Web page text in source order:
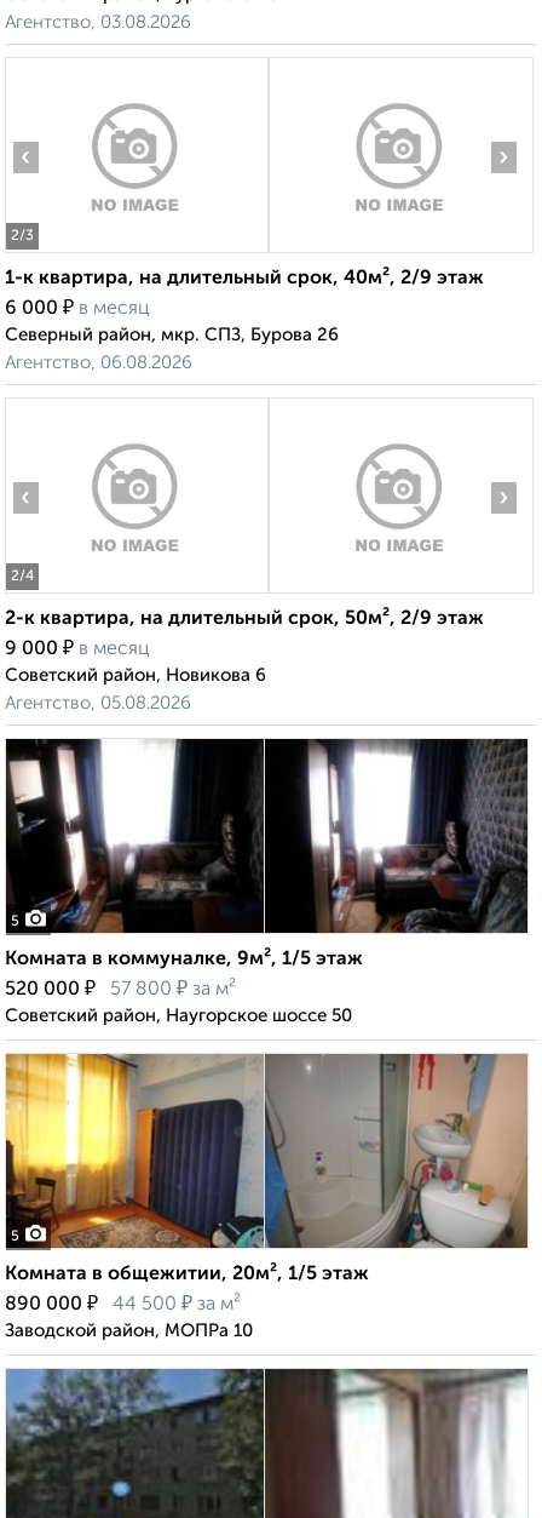
Агентство, 03.08.2026
2/3
‹ ›
1-к квартира, на длительный срок, 40м², 2/9 этаж
6 000 ₽ в месяц
Северный район, мкр. СПЗ, Бурова 26
Агентство, 06.08.2026
2/4
‹ ›
2-к квартира, на длительный срок, 50м², 2/9 этаж
9 000 ₽ в месяц
Советский район, Новикова 6
Агентство, 05.08.2026
5
Комната в коммуналке, 9м², 1/5 этаж
520 000 ₽ 57 800 ₽ за м²
Советский район, Наугорское шоссе 50
5
Комната в общежитии, 20м², 1/5 этаж
890 000 ₽ 44 500 ₽ за м²
Заводской район, МОПРа 10